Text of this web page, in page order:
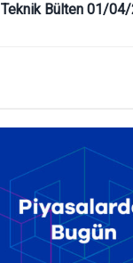
Teknik Bülten 01/